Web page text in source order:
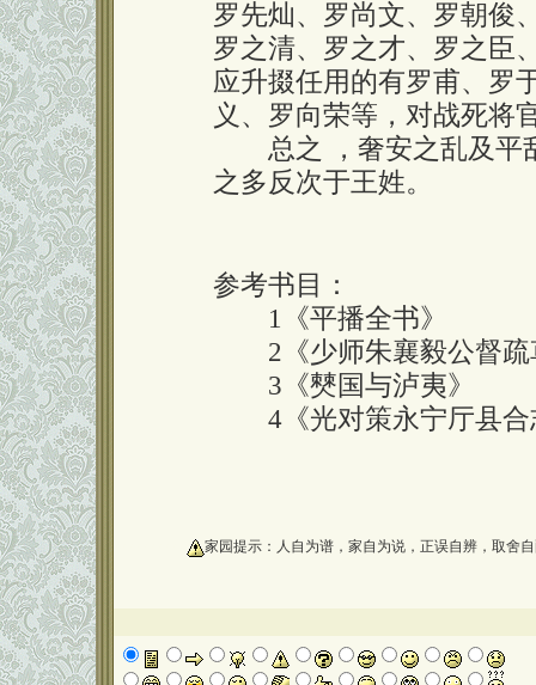
罗先灿、罗尚文、罗朝俊
罗之清、罗之才、罗之臣
应升掇任用的有罗甫、罗
义、罗向荣等，对战死将
总之 ，奢安之乱及平
之多反次于王姓。
参考书目：
1《平播全书》
2《少师朱襄毅公督疏
3《僰国与泸夷》
4《光对策永宁厅县合
家园提示：人自为谱，家自为说，正误自辨，取舍